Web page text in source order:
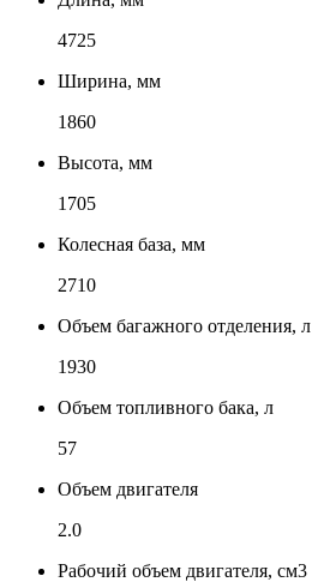
4725
Ширина, мм
1860
Высота, мм
1705
Колесная база, мм
2710
Объем багажного отделения, л
1930
Объем топливного бака, л
57
Объем двигателя
2.0
Рабочий объем двигателя, см3